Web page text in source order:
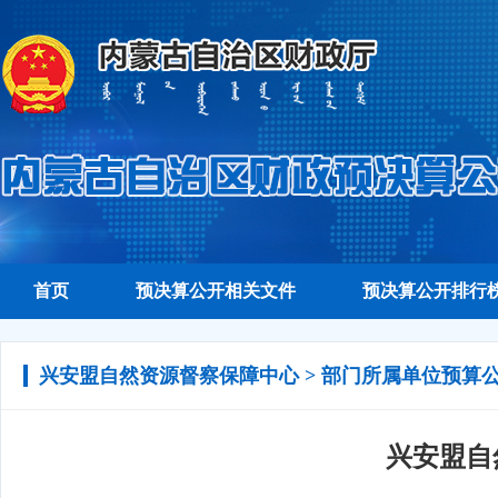
首页 预决算公开相关文件 预决算公开排行
兴安盟自然资源督察保障中心 > 部门所属单位预算
兴安盟